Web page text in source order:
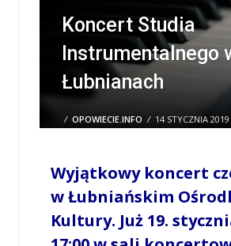
Koncert Studia
Instrumentalnego
Łubnianach
/ OPOWIECIE.INFO / 14 STYCZNIA
0 COMMENTS
Wyjątkowy koncert
w Łubniańskim
Kultury. Już 19.